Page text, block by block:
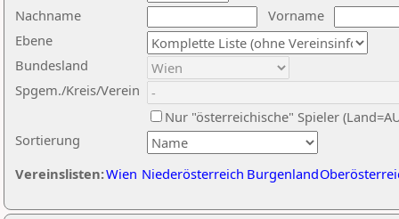
Nachname
Vorname
Ebene
Sortierung
Bundesland
Spgem./Kreis/Verein
Nur "österreichische" Spieler
Vereinslisten:Wien Niederösterreich Burgenland